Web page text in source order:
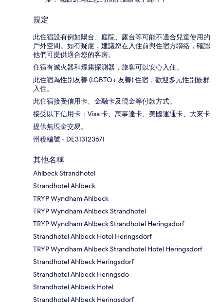
規定
此住宿設有例如陽台、庭院、露台等可能不適合兒童使用的
戶外空間。如有疑慮，建議您在入住前與住宿方聯絡，確認
他們可提供適合您的客房。
住宿有滅火器和煙霧探測器，旅客可以安心入住。
此住宿為性別友善 (LGBTQ+ 友善) 住宿，歡迎多元性別族群
入住。
此住宿接受信用卡、金融卡及現金等付款方式。
接受以下信用卡：Visa 卡、萬事達卡、美國運通卡、大來卡
提供無現金交易。
州稅編號 - DE313123671
其他名稱
Ahlbeck Strandhotel
Strandhotel Ahlbeck
TRYP Wyndham Ahlbeck
TRYP Wyndham Ahlbeck Strandhotel
TRYP Wyndham Ahlbeck Strandhotel Heringsdorf
Strandhotel Ahlbeck Hotel Heringsdorf
TRYP Wyndham Ahlbeck Strandhotel Hotel Heringsdorf
Strandhotel Ahlbeck Heringsdorf
Strandhotel Ahlbeck Heringsdo
Strandhotel Ahlbeck Hotel
Strandhotel Ahlbeck Heringsdorf